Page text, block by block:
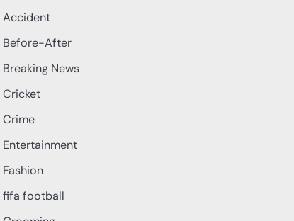
Accident
Before-After
Breaking News
Cricket
Crime
Entertainment
Fashion
fifa football